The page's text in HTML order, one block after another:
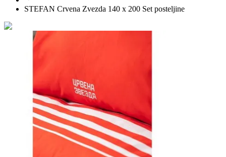
STEFAN Crvena Zvezda 140 x 200 Set posteljine